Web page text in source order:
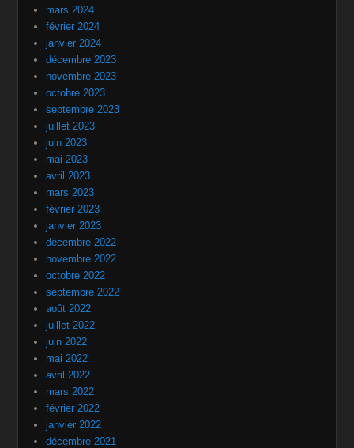
mars 2024
février 2024
janvier 2024
décembre 2023
novembre 2023
octobre 2023
septembre 2023
juillet 2023
juin 2023
mai 2023
avril 2023
mars 2023
février 2023
janvier 2023
décembre 2022
novembre 2022
octobre 2022
septembre 2022
août 2022
juillet 2022
juin 2022
mai 2022
avril 2022
mars 2022
février 2022
janvier 2022
décembre 2021